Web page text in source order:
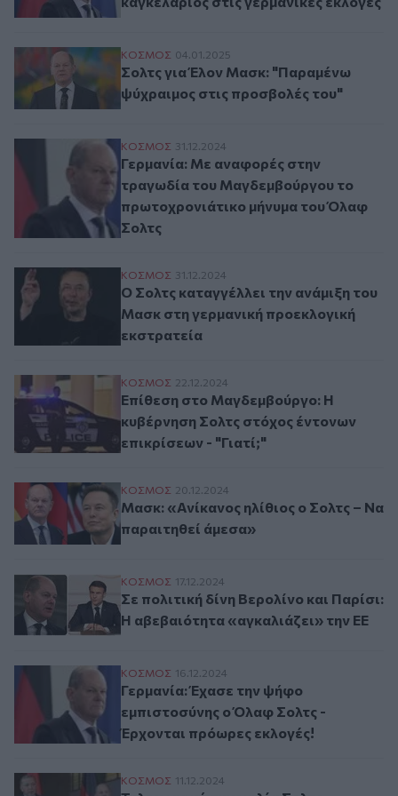
Σολτς για Έλον Μασκ: "Παραμένω
ΚΟΣΜΟΣ 04.01.2025
Σολτς για Έλον Μασκ: "Παραμένω
ψύχραιμος στις προσβολές του"
Γερμανία: Με αναφορές στην τραγωδία
ΚΟΣΜΟΣ 31.12.2024
Γερμανία: Με αναφορές στην
τραγωδία του Μαγδεμβούργου το
πρωτοχρονιάτικο μήνυμα του Όλαφ
Σολτς
Ο Σολτς καταγγέλλει την ανάμιξη του
ΚΟΣΜΟΣ 31.12.2024
Ο Σολτς καταγγέλλει την ανάμιξη του
Μασκ στη γερμανική προεκλογική
εκστρατεία
Επίθεση στο Μαγδεμβούργο: Η
ΚΟΣΜΟΣ 22.12.2024
Επίθεση στο Μαγδεμβούργο: Η
κυβέρνηση Σολτς στόχος έντονων
επικρίσεων - "Γιατί;"
Μασκ: «Ανίκανος ηλίθιος ο Σολτς – Να
ΚΟΣΜΟΣ 20.12.2024
Μασκ: «Ανίκανος ηλίθιος ο Σολτς – Να
παραιτηθεί άμεσα»
Σε πολιτική δίνη Βερολίνο και Παρίσι: Η
ΚΟΣΜΟΣ 17.12.2024
Σε πολιτική δίνη Βερολίνο και Παρίσι:
Η αβεβαιότητα «αγκαλιάζει» την ΕΕ
Γερμανία: Έχασε την ψήφο
ΚΟΣΜΟΣ 16.12.2024
Γερμανία: Έχασε την ψήφο
εμπιστοσύνης ο Όλαφ Σολτς -
Έρχονται πρόωρες εκλογές!
Τηλεφωνική συνομιλία Σολτς-Ερντογάν
ΚΟΣΜΟΣ 11.12.2024